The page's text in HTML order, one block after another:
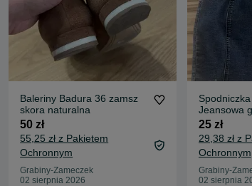
Baleriny Badura 36 zamsz
skora naturalna
50 zł
55,25 zł z Pakietem
Ochronnym
Grabiny-Zameczek
02 sierpnia 2026
Jeansowa
25 zł
29,38 zł z
Ochronnym
Grabiny-
02 sierpnia